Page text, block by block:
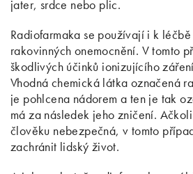
jater, srdce nebo plic.
Radiofarmaka se používají i k
rakovinných onemocnění. V tomto
škodlivých účinků ionizujícího
Vhodná chemická látka označená
je pohlcena nádorem a ten je tak
má za následek jeho zničení.
člověku nebezpečná, v tomto
zachránit lidský život.